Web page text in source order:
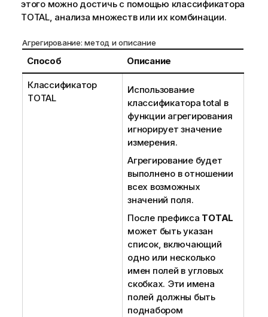
этого можно достичь с помощью классификатора
TOTAL, анализа множеств или их комбинации.
Агрегирование: метод и описание
Способ Описание
Классификатор
TOTAL
Использование
классификатора total в
функции агрегирования
игнорирует значение
измерения.
Агрегирование будет
выполнено в отношении
всех возможных
значений поля.
После префикса TOTAL
может быть указан
список, включающий
одно или несколько
имен полей в угловых
скобках. Эти имена
полей должны быть
поднабором